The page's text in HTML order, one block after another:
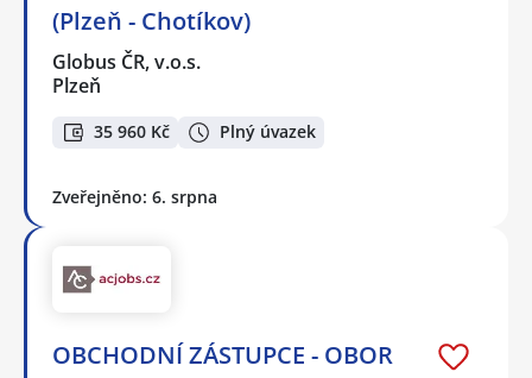
(Plzeň - Chotíkov)
Globus ČR, v.o.s.
Plzeň
35 960 Kč Plný úvazek
Zveřejněno: 6. srpna
OBCHODNÍ ZÁSTUPCE - OBOR